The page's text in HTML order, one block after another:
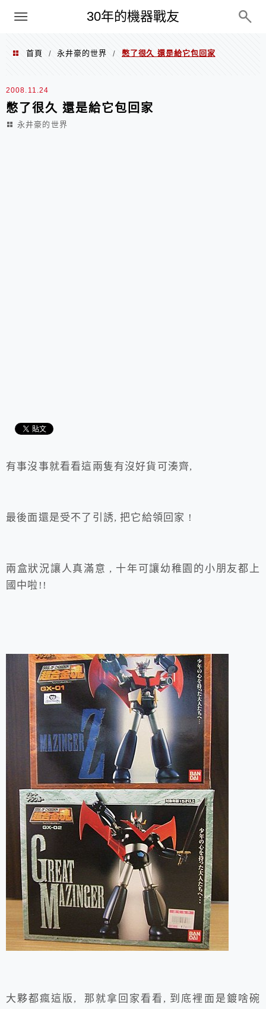
30年的機器戰友
PC
首頁 / 永井豪的世界 / 憋了很久 還是給它包回家
2008.11.24
憋了很久 還是給它包回家
永井豪的世界
有事沒事就看看這兩隻有沒好貨可湊齊,
最後面還是受不了引誘, 把它給領回家 !
兩盒狀況讓人真滿意 , 十年可讓幼稚園的小朋友都上
國中啦!!
大夥都瘋這版, 那就拿回家看看, 到底裡面是鍍啥碗